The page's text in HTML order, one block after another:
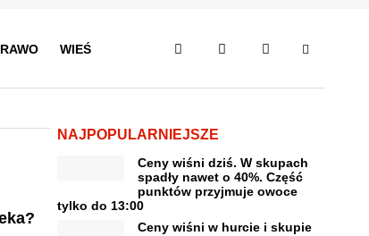
WIEŚ
NAJPOPULARNIEJSZE
Ceny wiśni dziś. W skupach
spadły nawet o 40%. Część
punktów przyjmuje owoce
tylko do 13:00
Ceny wiśni w hurcie i skupie